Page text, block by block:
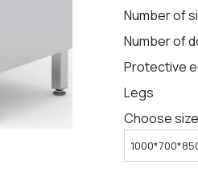
Number of
Number of
Protective
Legs
Choose size